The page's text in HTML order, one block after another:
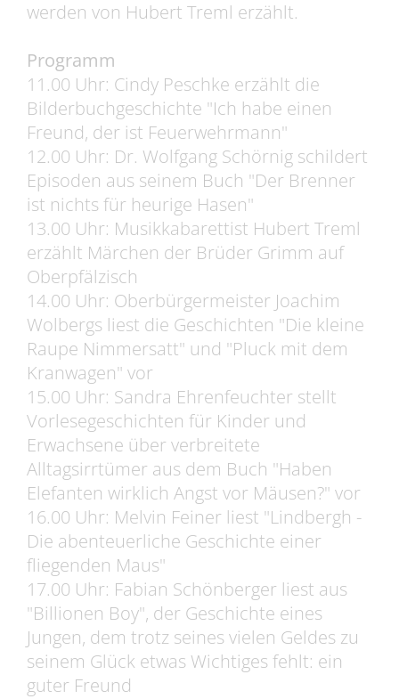
werden von Hubert Treml erzählt.
Programm
11.00 Uhr: Cindy Peschke erzählt die
Bilderbuchgeschichte "Ich habe einen
Freund, der ist Feuerwehrmann"
12.00 Uhr: Dr. Wolfgang Schörnig schildert
Episoden aus seinem Buch "Der Brenner
ist nichts für heurige Hasen"
13.00 Uhr: Musikkabarettist Hubert Treml
erzählt Märchen der Brüder Grimm auf
Oberpfälzisch
14.00 Uhr: Oberbürgermeister Joachim
Wolbergs liest die Geschichten "Die kleine
Raupe Nimmersatt" und "Pluck mit dem
Kranwagen" vor
15.00 Uhr: Sandra Ehrenfeuchter stellt
Vorlesegeschichten für Kinder und
Erwachsene über verbreitete
Alltagsirrtümer aus dem Buch "Haben
Elefanten wirklich Angst vor Mäusen?" vor
16.00 Uhr: Melvin Feiner liest "Lindbergh -
Die abenteuerliche Geschichte einer
fliegenden Maus"
17.00 Uhr: Fabian Schönberger liest aus
"Billionen Boy", der Geschichte eines
Jungen, dem trotz seines vielen Geldes zu
seinem Glück etwas Wichtiges fehlt: ein
guter Freund